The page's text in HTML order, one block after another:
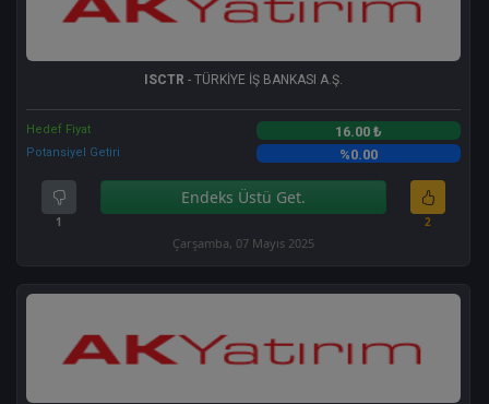
ISCTR - TÜRKİYE İŞ BANKASI A.Ş.
Hedef Fiyat 16.00 ₺
Potansiyel Getiri %0.00
1
Endeks Üstü Get.
2
Çarşamba, 07 Mayıs 2025